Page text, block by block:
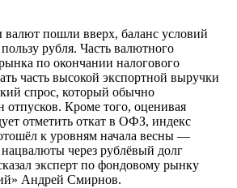
валют пошли вверх, баланс условий
рубля. Часть валютного
по окончании налогового
часть высокой экспортной выручки
спрос, который обычно
отпусков. Кроме того, оценивая
отметить откат в ОФЗ, индекс
к уровням начала весны —
через рублёвый долг
эксперт по фондовому рынку
Андрей Смирнов.